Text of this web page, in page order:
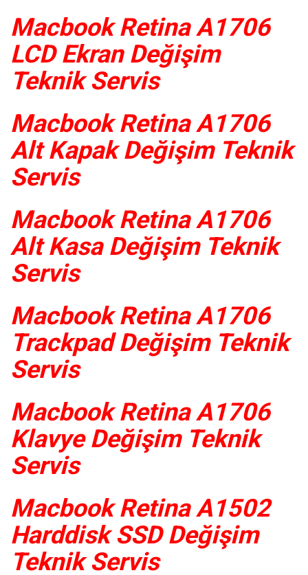
Macbook Retina A1706
LCD Ekran Değişim
Teknik Servis
Macbook Retina A1706
Alt Kapak Değişim Teknik
Servis
Macbook Retina A1706
Alt Kasa Değişim Teknik
Servis
Macbook Retina A1706
Trackpad Değişim Teknik
Servis
Macbook Retina A1706
Klavye Değişim Teknik
Servis
Macbook Retina A1502
Harddisk SSD Değişim
Teknik Servis